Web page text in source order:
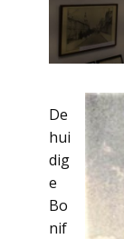
De
hui
dig
e
Bo
nif